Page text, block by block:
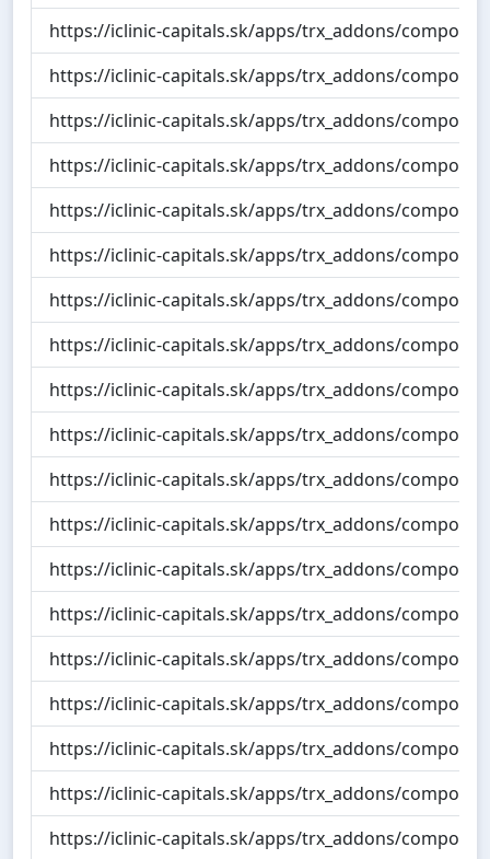
https://iclinic-capitals.sk/apps/trx_addons/
https://iclinic-capitals.sk/apps/trx_addons/
https://iclinic-capitals.sk/apps/trx_addons/
https://iclinic-capitals.sk/apps/trx_addons/
https://iclinic-capitals.sk/apps/trx_addons/
https://iclinic-capitals.sk/apps/trx_addons/
https://iclinic-capitals.sk/apps/trx_addons/
https://iclinic-capitals.sk/apps/trx_addons/
https://iclinic-capitals.sk/apps/trx_addons/
https://iclinic-capitals.sk/apps/trx_addons/
https://iclinic-capitals.sk/apps/trx_addons/
https://iclinic-capitals.sk/apps/trx_addons/
https://iclinic-capitals.sk/apps/trx_addons/
https://iclinic-capitals.sk/apps/trx_addons/
https://iclinic-capitals.sk/apps/trx_addons/
https://iclinic-capitals.sk/apps/trx_addons/
https://iclinic-capitals.sk/apps/trx_addons/
https://iclinic-capitals.sk/apps/trx_addons/
https://iclinic-capitals.sk/apps/trx_addons/